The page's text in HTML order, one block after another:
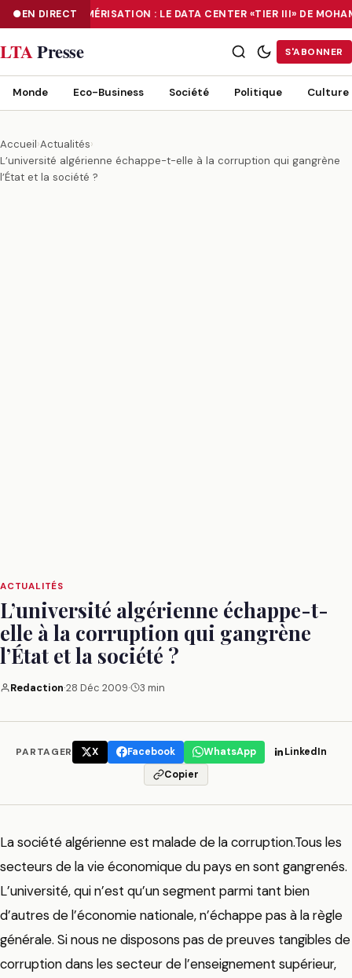
EN DIRECTNUMÉRISATION : LE DATA CENTER «TIER III» DE
NUMÉRISATION : LE DATA CENTER «TIER III» DE MOHAMMADIA, UN
LTAPresse S'ABONNER
Monde Eco-Business Société Politique Culture
Accueil›Actualités›
L’université algérienne échappe-t-elle à la corruption qui gangrène
l’État et la société ?
ACTUALITÉS
L’université algérienne échappe-t-
elle à la corruption qui gangrène
l’État et la société ?
Redaction·28 Déc 2009· 3 min
PARTAGER X Facebook WhatsApp
LinkedIn
Copier
La société algérienne est malade de la corruption.Tous les
secteurs de la vie économique du pays en sont gangrenés.
L’université, qui n’est qu’un segment parmi tant bien
d’autres de l’économie nationale, n’échappe pas à la règle
générale. Si nous ne disposons pas de preuves tangibles de
corruption dans les secteur de l’enseignement supérieur,